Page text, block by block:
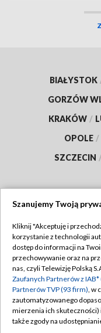
BIAŁYSTOK
GORZÓW
KRAKÓW /
OPOLE /
SZCZECIN
Abonament TVP
Emisja w TVP
Centrum informacji
Naziemna
Szanujemy Twoją
Kliknij "Akceptuję i
korzystanie z technologii
dostęp do informacji na
przechowywanie oraz na
nas, czyli Telewizję Polską
Zaufanych Partnerów z
Partnerów TVP (93 firm), w
zautomatyzowanego
mierzenia ich skuteczności)
także zgody na